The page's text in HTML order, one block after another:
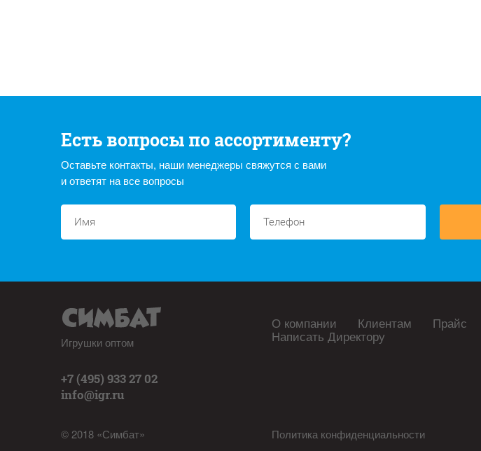
Есть вопросы по ассортименту?
Оставьте контакты, наши менеджеры свяжутся с вами
и ответят на все вопросы
Игрушки оптом
+7 (495) 933 27 02
info@igr.ru
© 2018 «Симбат»
О компании Клиентам Прайс
Написать Директору
Политика конфиденциальности